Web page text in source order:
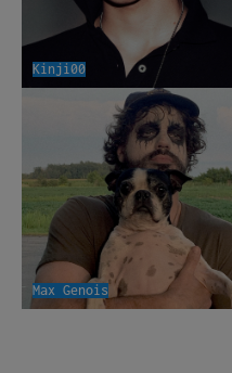
Kinji00
Max Genois